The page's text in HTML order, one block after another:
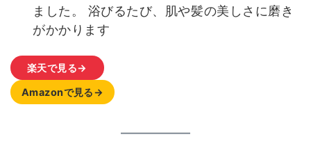
ました。 浴びるたび、肌や髪の美しさに磨き
がかかります
楽天で見る→
Amazonで見る→